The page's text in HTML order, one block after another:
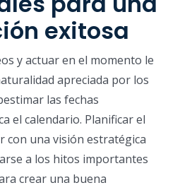
exitosa
y actuar en el momento le
apreciada por los
las fechas
el calendario. Planificar el
con una visión estratégica
a los hitos importantes
crear una buena